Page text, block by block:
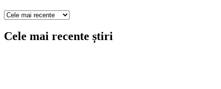
Cele mai recente știri